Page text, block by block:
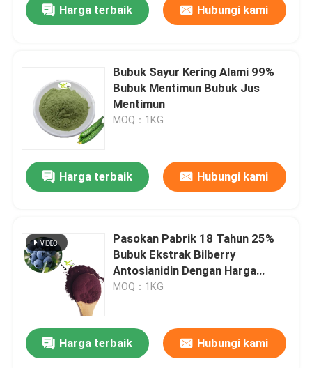
Harga terbaik Hubungi kami
Bubuk Sayur Kering Alami 99%
Bubuk Mentimun Bubuk Jus
Mentimun
MOQ：1KG
Harga terbaik Hubungi kami
Pasokan Pabrik 18 Tahun 25%
Bubuk Ekstrak Bilberry
Antosianidin Dengan Harga
Terbaik
MOQ：1KG
Harga terbaik Hubungi kami